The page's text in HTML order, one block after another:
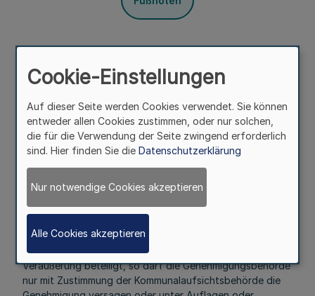
Landwirtschaftskammer als Landesbeauftragte sind
Landpachtgesetzes vom 25. Juni 1952 (BGBl. I S. 343) und
2. Genehmigungsbehörden im Sinne der Vorschriften des
Grundstückverkehrsgesetzes vom 28. Juli 1961 (BGBl. I S.
1091).
(2) Im Falle des Absatzes 1 Nr. 2 entscheidet die
Genehmigungsbehörde im Benehmen mit der für die
Bauaufsichtsbehörde. Ist eine Gemeinde oder ein
Gemeindeverband als Vertragspartner an der
Veräußerung beteiligt, so darf die Genehmigungsbehörde
nur mit Zustimmung der Kommunalaufsichtsbehörde die
Cookie-Einstellungen
Auf dieser Seite werden Cookies verwendet. Sie können
entweder allen Cookies zustimmen, oder nur solchen,
die für die Verwendung der Seite zwingend erforderlich
sind. Hier finden Sie die Datenschutzerklärung
Nur notwendige Cookies akzeptieren
Alle Cookies akzeptieren